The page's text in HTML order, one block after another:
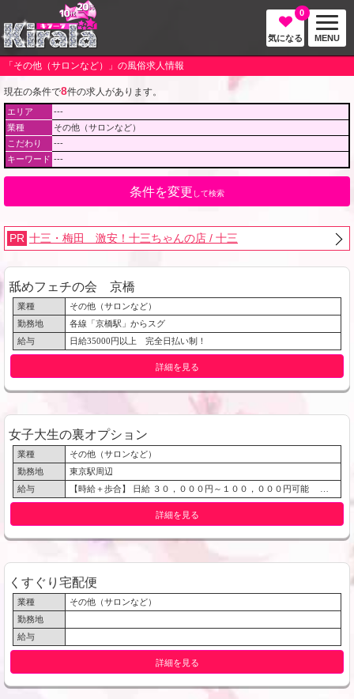
MENU
気になる
0
「その他（サロンなど）」の風俗求人情報
現在の条件で8件の求人があります。
エリア
---
業種
その他（サロンなど）
こだわり
---
キーワード ---
条件を変更 して検索
PR 十三・梅田 激安！十三ちゃんの店 / 十三
舐めフェチの会 京橋
業種
その他（サロンなど）
勤務地
各線「京橋駅」からスグ
給与
日給35000円以上 完全日払い制！
詳細を見る
女子大生の裏オプション
業種
その他（サロンなど）
勤務地
東京駅周辺
給与
詳細を見る
くすぐり宅配便
業種
その他（サロンなど）
勤務地
給与
詳細を見る